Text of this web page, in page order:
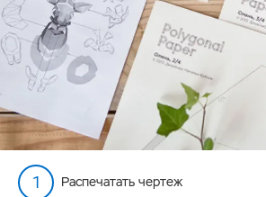
Распечатать чертеж